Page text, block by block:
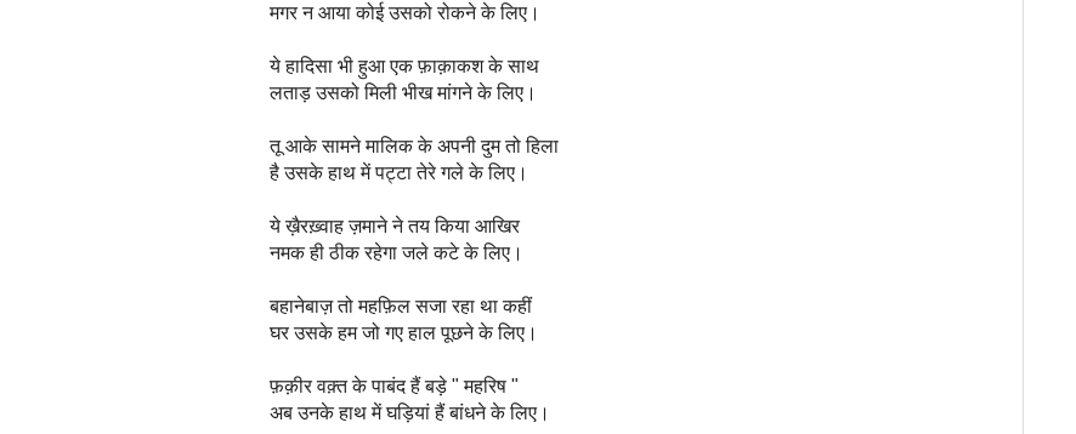
मगर न आया कोई उसको रोकने के लिए।
ये हादिसा भी हुआ एक फ़ाक़ाकश के साथ
लताड़ उसको मिली भीख मांगने के लिए।
तू आके सामने मालिक के अपनी दुम तो हिला
है उसके हाथ में पट्टा तेरे गले के लिए।
ये ख़ैरख़्वाह ज़माने ने तय किया आखिर
नमक ही ठीक रहेगा जले कटे के लिए।
बहानेबाज़ तो महफ़िल सजा रहा था कहीं
घर उसके हम जो गए हाल पूछने के लिए।
फ़क़ीर वक़्त के पाबंद हैं बड़े " महरिष "
अब उनके हाथ में घड़ियां हैं बांधने के लिए।